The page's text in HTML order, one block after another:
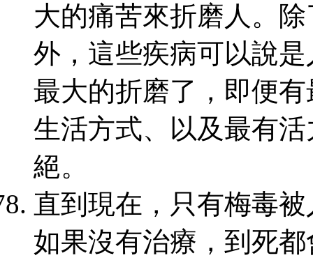
大的痛苦來折磨人。
外，這些疾病可以說
最大的折磨了，即便
生活方式、以及最有
絕。
直到現在，只有梅毒
如果沒有治療，到死